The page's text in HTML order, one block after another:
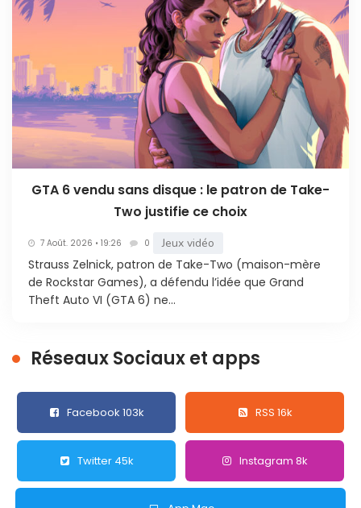
GTA 6 vendu sans disque : le patron de Take-
Two justifie ce choix
7 Août. 2026 • 19:26 0 Jeux vidéo
Strauss Zelnick, patron de Take-Two (maison-mère
de Rockstar Games), a défendu l’idée que Grand
Theft Auto VI (GTA 6) ne...
Réseaux Sociaux et apps
Facebook 103k RSS 16k
Twitter 45k Instagram 8k